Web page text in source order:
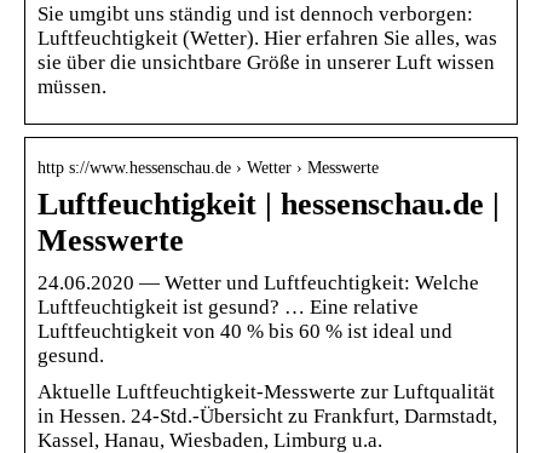
Sie umgibt uns ständig und ist dennoch verborgen:
Luftfeuchtigkeit (Wetter). Hier erfahren Sie alles, was
sie über die unsichtbare Größe in unserer Luft wissen
müssen.
http s://www.hessenschau.de › Wetter › Messwerte
Luftfeuchtigkeit | hessenschau.de |
Messwerte
24.06.2020 — Wetter und Luftfeuchtigkeit: Welche
Luftfeuchtigkeit ist gesund? … Eine relative
Luftfeuchtigkeit von 40 % bis 60 % ist ideal und
gesund.
Aktuelle Luftfeuchtigkeit-Messwerte zur Luftqualität
in Hessen. 24-Std.-Übersicht zu Frankfurt, Darmstadt,
Kassel, Hanau, Wiesbaden, Limburg u.a.